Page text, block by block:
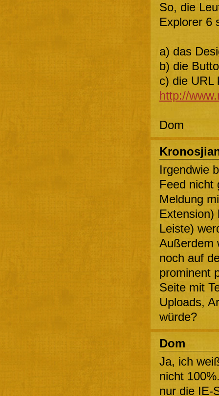
So, die
Explorer 6
a) das
b) die
c) die URL
http://
Dom
Irgendwie
Feed nicht
Meldung
Extension)
Leiste)
Außerdem
noch auf
prominent
Seite mit
Uploads,
würde?
Dom
Ja, ich
nicht
nur die IE-